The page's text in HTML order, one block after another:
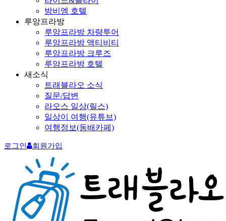
방비엥 호텔
루앙프라방
루앙프라방 차량투어
루앙프라방 액티비티
루앙프라방 크루즈
루앙프라방 호텔
새소식
트래블라오 소식
질문/답변
라오스 일상(릴스)
일상이 여행(유튜브)
여행정보(동배카페)
로그인 회원가입